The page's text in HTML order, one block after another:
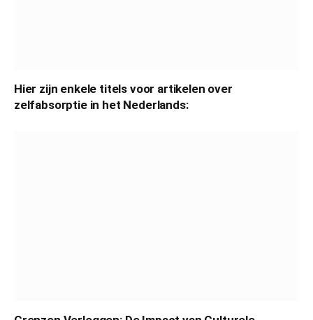
Hier zijn enkele titels voor artikelen over
zelfabsorptie in het Nederlands: